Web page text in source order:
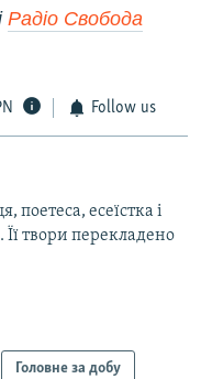
Радіо Свобода
Follow us
поетеса, есеїстка і
Її твори перекладено
Головне за добу